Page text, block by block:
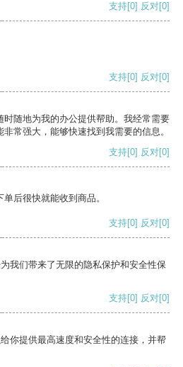
支持[0] 反对[0]
支持[0] 反对[0]
随地为我的办公提供帮助。我经常需要
常强大，能够快速找到我需要的信息。
支持[0] 反对[0]
后很快就能收到商品。
支持[0] 反对[0]
我们带来了无限的隐私保护和安全性保
支持[0] 反对[0]
你提供最高速度和安全性的连接，并帮